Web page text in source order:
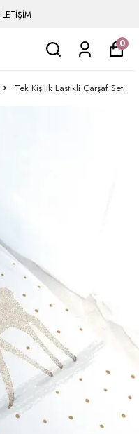
İLETİŞİM
0
Tek Kişilik Lastikli Çarşaf Seti